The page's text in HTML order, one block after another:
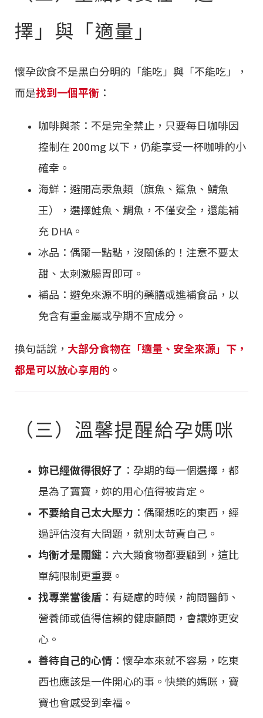
擇」與「適量」
懷孕飲食不是黑白分明的「能吃」與「不能吃」，
而是找到一個平衡 ：
咖啡與茶：不是完全禁止，只要每日咖啡因
控制在 200mg 以下，仍能享受一杯咖啡的小
確幸。
海鮮：避開高汞魚類（旗魚、鯊魚、鯖魚
王），選擇鮭魚、鯛魚，不僅安全，還能補
充 DHA。
冰品：偶爾一點點，沒關係的！注意不要太
甜、太刺激腸胃即可。
補品：避免來源不明的藥膳或進補食品，以
免含有重金屬或孕期不宜成分。
換句話說， 大部分食物在「適量、安全來源」下，
都是可以放心享用的 。
（三）溫馨提醒給孕媽咪
妳已經做得很好了 ：孕期的每一個選擇，都
是為了寶寶，妳的用心值得被肯定。
不要給自己太大壓力 ：偶爾想吃的東西，經
過評估沒有大問題，就別太苛責自己。
均衡才是關鍵 ：六大類食物都要顧到，這比
單純限制更重要。
找專業當後盾 ：有疑慮的時候，詢問醫師、
營養師或值得信賴的健康顧問，會讓妳更安
心。
善待自己的心情 ：懷孕本來就不容易，吃東
西也應該是一件開心的事。快樂的媽咪，寶
寶也會感受到幸福。